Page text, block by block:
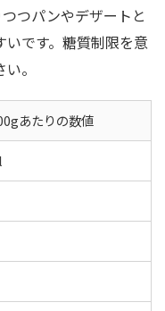
つパンやデザートと
です。糖質制限を意
。
あたりの数値